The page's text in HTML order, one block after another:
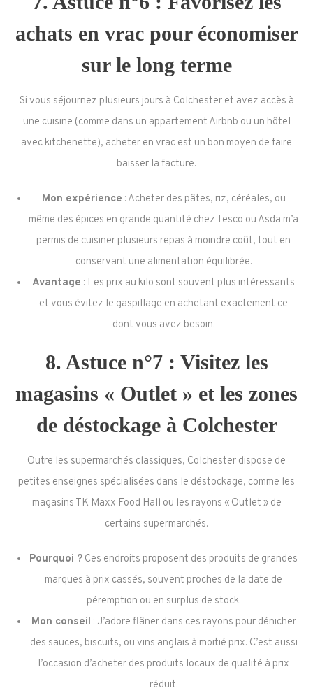
achats en vrac pour économiser
sur le long terme
Si vous séjournez plusieurs jours à Colchester et avez accès à
une cuisine (comme dans un appartement Airbnb ou un hôtel
avec kitchenette), acheter en vrac est un bon moyen de faire
baisser la facture.
Mon expérience : Acheter des pâtes, riz, céréales, ou
même des épices en grande quantité chez Tesco ou Asda m’a
permis de cuisiner plusieurs repas à moindre coût, tout en
conservant une alimentation équilibrée.
Avantage : Les prix au kilo sont souvent plus intéressants
et vous évitez le gaspillage en achetant exactement ce
dont vous avez besoin.
8. Astuce n°7 : Visitez les
magasins « Outlet » et les zones
de déstockage à Colchester
Outre les supermarchés classiques, Colchester dispose de
petites enseignes spécialisées dans le déstockage, comme les
magasins TK Maxx Food Hall ou les rayons « Outlet » de
certains supermarchés.
Pourquoi ? Ces endroits proposent des produits de grandes
marques à prix cassés, souvent proches de la date de
péremption ou en surplus de stock.
Mon conseil : J’adore flâner dans ces rayons pour dénicher
des sauces, biscuits, ou vins anglais à moitié prix. C’est aussi
l’occasion d’acheter des produits locaux de qualité à prix
réduit.